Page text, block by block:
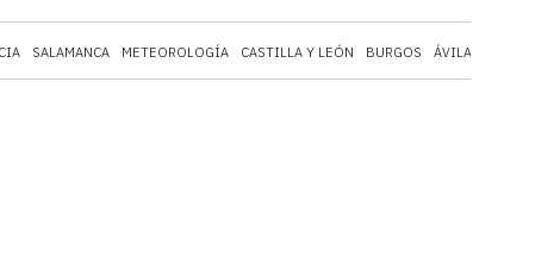
SALAMANCA METEOROLOGÍA CASTILLA Y LEÓN BURGOS ÁVILA